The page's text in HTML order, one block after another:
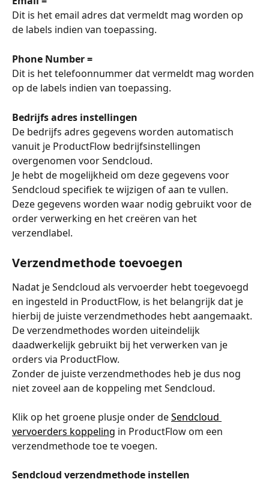
Dit is het email adres dat vermeldt mag worden op
de labels indien van toepassing.
Phone Number =
Dit is het telefoonnummer dat vermeldt mag worden
op de labels indien van toepassing.
Bedrijfs adres instellingen
De bedrijfs adres gegevens worden automatisch
vanuit je ProductFlow bedrijfsinstellingen
overgenomen voor Sendcloud.
Je hebt de mogelijkheid om deze gegevens voor
Sendcloud specifiek te wijzigen of aan te vullen.
Deze gegevens worden waar nodig gebruikt voor de
order verwerking en het creëren van het
verzendlabel.
Verzendmethode toevoegen
Nadat je Sendcloud als vervoerder hebt toegevoegd
en ingesteld in ProductFlow, is het belangrijk dat je
hierbij de juiste verzendmethodes hebt aangemaakt.
De verzendmethodes worden uiteindelijk
daadwerkelijk gebruikt bij het verwerken van je
orders via ProductFlow.
Zonder de juiste verzendmethodes heb je dus nog
niet zoveel aan de koppeling met Sendcloud.
Klik op het groene plusje onder de Sendcloud
vervoerders koppeling in ProductFlow om een
verzendmethode toe te voegen.
Sendcloud verzendmethode instellen